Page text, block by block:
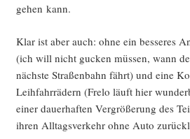
gehen kann.
Klar ist aber auch: ohne ein bes­se­res
(ich will nicht gucken müs­sen, wann
nächs­te Stra­ßen­bahn fährt) und eine
Leih­fahr­rä­dern (Fre­lo läuft hier
einer dau­er­haf­ten Ver­grö­ße­rung des
ihren All­tags­ver­kehr ohne Auto